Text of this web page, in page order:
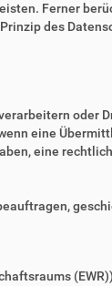
Ferner
des
oder
eine
eine